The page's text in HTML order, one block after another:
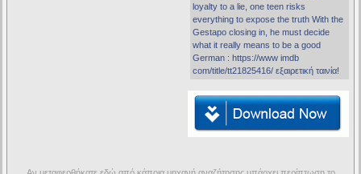
loyalty to a lie, one teen risks
everything to expose the truth With the
Gestapo closing in, he must decide
what it really means to be a good
German : https://www imdb
com/title/tt21825416/ εξαιρετική ταινία!